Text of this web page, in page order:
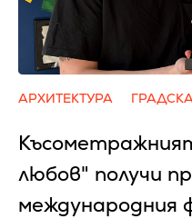
АРХИТЕКТУРА
любов" получи
международния